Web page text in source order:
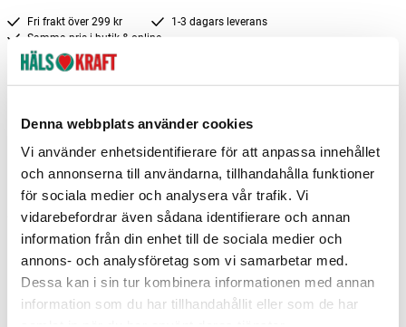
Denna webbplats använder cookies
Vi använder enhetsidentifierare för att anpassa innehållet
och annonserna till användarna, tillhandahålla funktioner
för sociala medier och analysera vår trafik. Vi
vidarebefordrar även sådana identifierare och annan
information från din enhet till de sociala medier och
annons- och analysföretag som vi samarbetar med.
Dessa kan i sin tur kombinera informationen med annan
information som du har tillhandahållit eller som de har
Fri frakt över 299 kr
1-3 dagars leverans
Samma pris i butik & online
Reservera och hämta i butik
Charlottenberg Reservera
Göteborg Nödinge 3 st Reservera
Fler butiker
Kan hämtas om en timme
Inom butikens öppettider